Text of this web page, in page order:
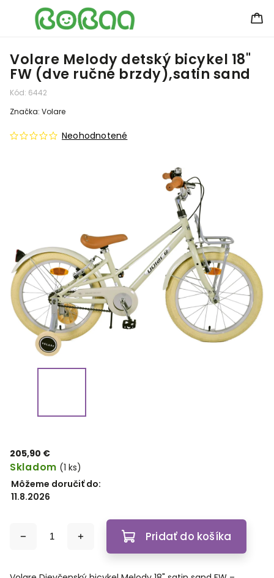
Volare Melody detský bicykel 18"
FW (dve ručné brzdy),satin sand
Kód: 6442
Neohodnotené
Značka: Volare
205,90 €
Skladom (1 ks)
Môžeme doručiť do:
11.8.2026
Pridať do košíka